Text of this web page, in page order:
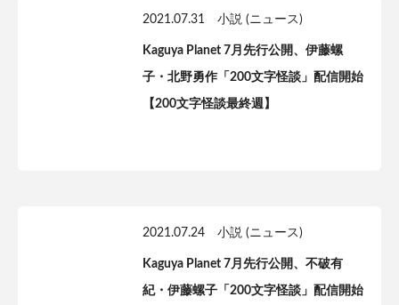
2021.07.31 小説 (ニュース)
Kaguya Planet 7月先行公開、伊藤螺
子・北野勇作「200文字怪談」配信開始
【200文字怪談最終週】
2021.07.24 小説 (ニュース)
Kaguya Planet 7月先行公開、不破有
紀・伊藤螺子「200文字怪談」配信開始